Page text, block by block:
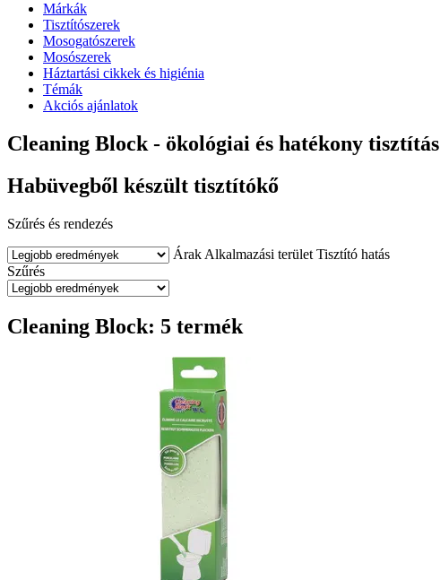
Márkák
Tisztítószerek
Mosogatószerek
Mosószerek
Háztartási cikkek és higiénia
Témák
Akciós ajánlatok
Cleaning Block - ökológiai és hatékony tisztítás
Habüvegből készült tisztítókő
Szűrés és rendezés
Árak Alkalmazási terület Tisztító hatás
Szűrés
Cleaning Block: 5 termék